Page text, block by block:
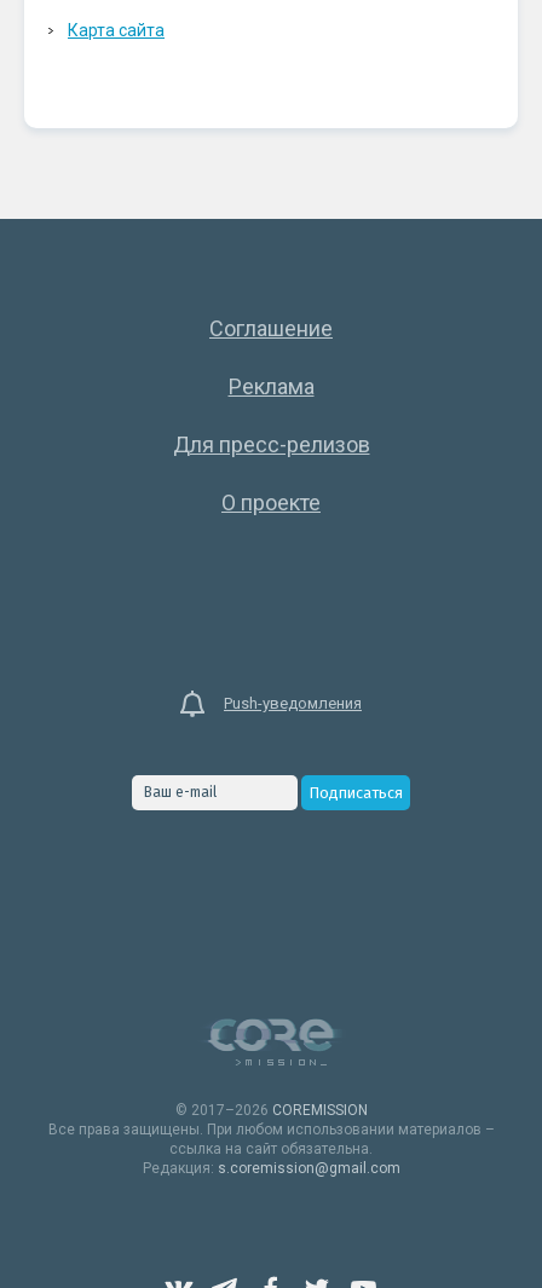
Карта сайта
Соглашение
Реклама
Для пресс-релизов
О проекте
Push-уведомления
© 2017–2026 COREMISSION
Все права защищены. При любом использовании материалов –
ссылка на сайт обязательна.
Редакция: s.coremission@gmail.com